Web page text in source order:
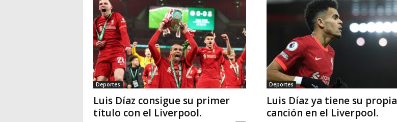
Deportes
Luis Díaz consigue su primer
título con el Liverpool.
Deportes
Luis Díaz ya tiene su propia
canción en el Liverpool.